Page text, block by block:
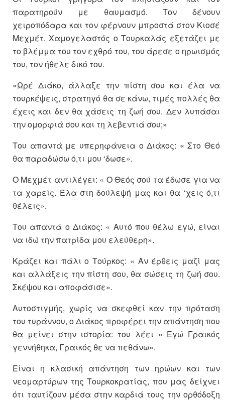
παρατηρούν με θαυμασμό. Τον δένουν
χειροπόδαρα και τον φέρνουν μπροστά στον Κιοσέ
Μεχμέτ. Χαμογελαστός ο Τουρκαλάς εξετάζει με
το βλέμμα του τον εχθρό του, του άρεσε ο ηρωισμός
του, τον ήθελε δικό του.
«Ωρέ Διάκο, άλλαξε την πίστη σου και έλα να
τουρκέψεις, στρατηγό θα σε κάνω, τιμές πολλές θα
έχεις και δεν θα χάσεις τη ζωή σου. Δεν λυπάσαι
την ομορφιά σου και τη λεβεντιά σου;»
Του απαντά με υπερηφάνεια ο Διάκος: « Στο Θεό
θα παραδώσω ό,τι μου ‘δωσε».
Ο Μεχμέτ αντιλέγει: « Ο Θεός σού τα έδωσε για να
τα χαρείς. Έλα στη δούλεψή μας και θα ‘χεις ό,τι
θέλεις».
Του απαντά ο Διάκος: « Αυτό που θέλω εγώ, είναι
να ιδώ την πατρίδα μου ελεύθερη».
Κράζει και πάλι ο Τούρκος: « Αν έρθεις μαζί μας
και αλλάξεις την πίστη σου, θα σώσεις τη ζωή σου.
Σκέψου και αποφάσισε».
Aυτοστιγμής, χωρίς να σκεφθεί καν την πρόταση
του τυράννου, o Διάκος προφέρει την απάντηση που
θα μείνει στην ιστορία: του λέει « Εγώ Γραικός
γεννήθηκα, Γραικός θε να πεθάνω».
Είναι η κλασική απάντηση των ηρώων και των
νεομαρτύρων της Τουρκοκρατίας, που μας δείχνει
ότι ταυτίζουν μέσα στην καρδιά τους την ορθόδοξη